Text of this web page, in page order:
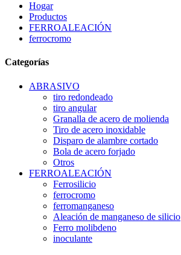
Hogar
Productos
FERROALEACIÓN
ferrocromo
Categorías
ABRASIVO
tiro redondeado
tiro angular
Granalla de acero de molienda
Tiro de acero inoxidable
Disparo de alambre cortado
Bola de acero forjado
Otros
FERROALEACIÓN
Ferrosilicio
ferrocromo
ferromanganeso
Aleación de manganeso de silicio
Ferro molibdeno
inoculante